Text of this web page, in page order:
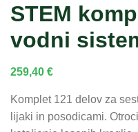
STEM
vodni
259,40 €
Komplet 121 delov za
lijaki in posodicami.